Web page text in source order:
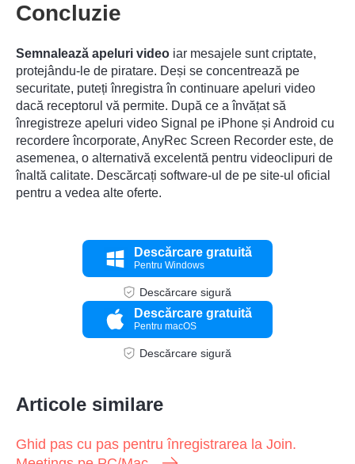
Concluzie
Semnalează apeluri video iar mesajele sunt criptate,
protejându-le de piratare. Deși se concentrează pe
securitate, puteți înregistra în continuare apeluri video
dacă receptorul vă permite. După ce a învățat să
înregistreze apeluri video Signal pe iPhone și Android cu
recordere încorporate, AnyRec Screen Recorder este, de
asemenea, o alternativă excelentă pentru videoclipuri de
înaltă calitate. Descărcați software-ul de pe site-ul oficial
pentru a vedea alte oferte.
Descărcare gratuită
Pentru Windows
Descărcare sigură
Descărcare gratuită
Pentru macOS
Descărcare sigură
Articole similare
Ghid pas cu pas pentru înregistrarea la Join.